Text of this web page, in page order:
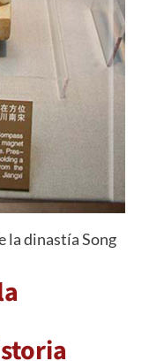
la dinastía Song